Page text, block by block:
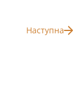
Наступна